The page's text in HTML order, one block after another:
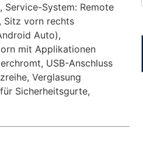
System: Remote
Sitz vorn rechts
Auto),
mit Applikationen
USB-Anschluss
Verglasung
Sicherheitsgurte,